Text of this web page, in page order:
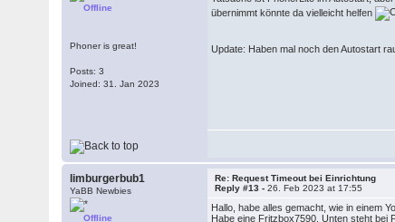
Offline
Phoner is great!
Posts: 3
Joined: 31. Jan 2023
übernimmt könnte da vielleicht helfen
Update: Haben mal noch den Autostart
limburgerbub1
YaBB Newbies
Offline
Re: Request Timeout bei Einrichtung
Reply #13 -26. Feb 2023 at 17:55
Hallo, habe alles gemacht, wie in einem
Habe eine Fritzbox7590. Unten steht bei